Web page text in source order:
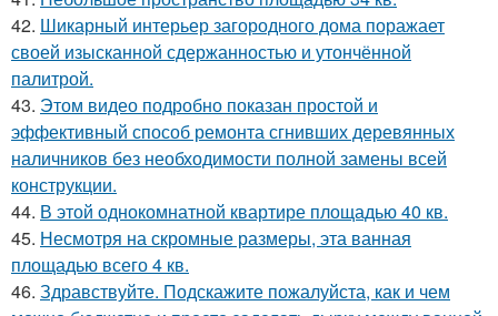
42. Шикарный интерьер загородного дома поражает
своей изысканной сдержанностью и утончённой
палитрой.
43. Этом видео подробно показан простой и
эффективный способ ремонта сгнивших деревянных
наличников без необходимости полной замены всей
конструкции.
44. В этой однокомнатной квартире площадью 40 кв.
45. Несмотря на скромные размеры, эта ванная
площадью всего 4 кв.
46. Здравствуйте. Подскажите пожалуйста, как и чем